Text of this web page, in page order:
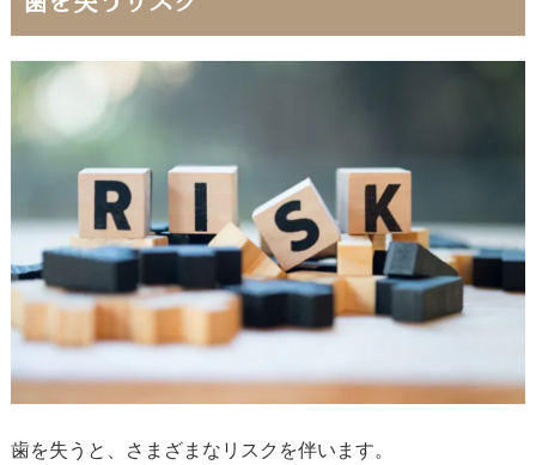
歯を失うと、さまざまなリスクを伴います。